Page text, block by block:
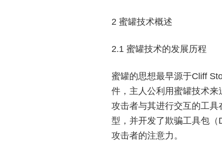
2 蜜罐技术概述
2.1 蜜罐技术的发展历程
蜜罐的思想最早源于Cliff
件，主人公利用蜜罐技术
攻击者与其进行交互的工
型，并开发了欺骗工具包
攻击者的注意力。